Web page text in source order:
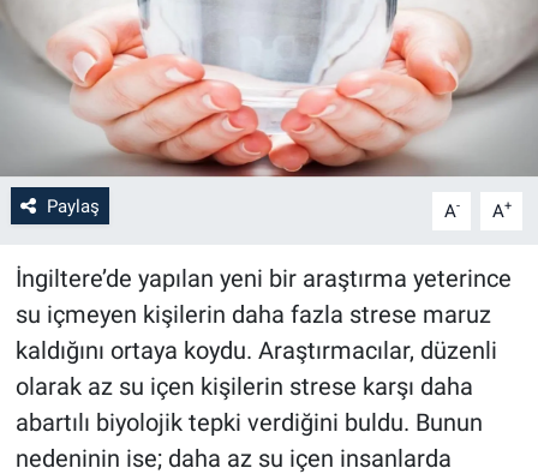
Paylaş A- A+
İngiltere’de yapılan yeni bir araştırma yeterince
su içmeyen kişilerin daha fazla strese maruz
kaldığını ortaya koydu. Araştırmacılar, düzenli
olarak az su içen kişilerin strese karşı daha
abartılı biyolojik tepki verdiğini buldu. Bunun
nedeninin ise; daha az su içen insanlarda